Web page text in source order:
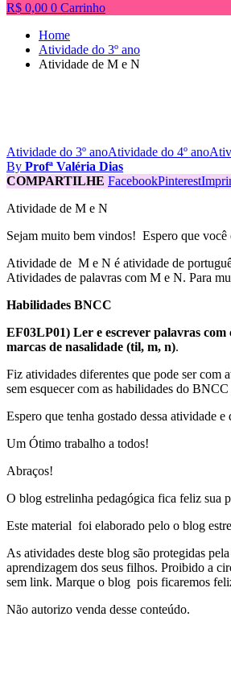
R$ 0,00 0 Carrinho
Home
Atividade do 3º ano
Atividade de M e N
Atividade do 3º anoAtividade do 4º ano
By Profª Valéria Dias
COMPARTILHE FacebookPinterest
Atividade de M e N
Sejam muito bem vindos! Espero que você
Atividade de M e N é atividade de
Atividades de palavras com M e N. Para
Habilidades BNCC
EF03LP01) Ler e escrever palavras com
marcas de nasalidade (til, m, n).
Fiz atividades diferentes que pode ser com
sem esquecer com as habilidades do
Espero que tenha gostado dessa atividade
Um Ótimo trabalho a todos!
Abraços!
O blog estrelinha pedagógica fica feliz sua
Este material foi elaborado pelo o blog
As atividades deste blog são protegidas
aprendizagem dos seus filhos. Proibido a
sem link. Marque o blog pois ficaremos
Não autorizo venda desse conteúdo.